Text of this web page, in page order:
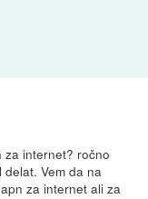
za internet? ročno
Vem da na
za internet ali za